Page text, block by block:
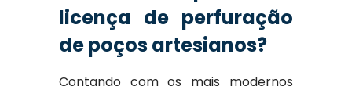
licença de perfuração
de poços artesianos?
Contando com os mais modernos